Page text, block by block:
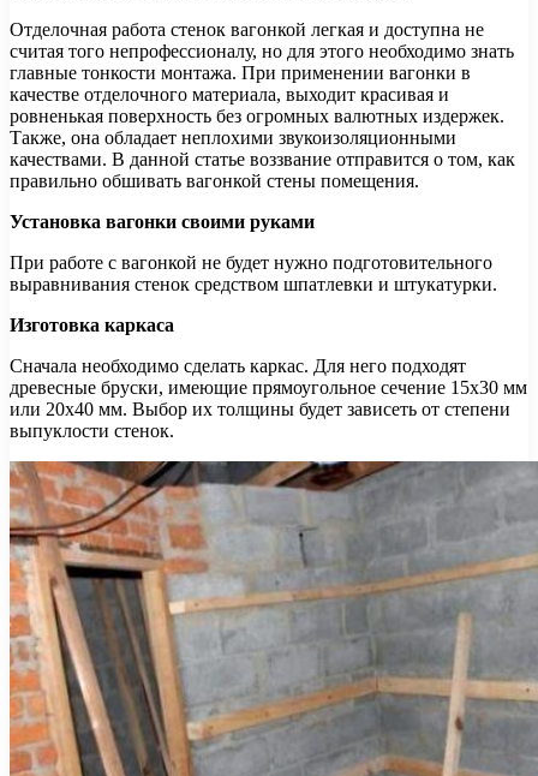
Отделочная работа стенок вагонкой легкая и доступна не
считая того непрофессионалу, но для этого необходимо знать
главные тонкости монтажа. При применении вагонки в
качестве отделочного материала, выходит красивая и
ровненькая поверхность без огромных валютных издержек.
Также, она обладает неплохими звукоизоляционными
качествами. В данной статье воззвание отправится о том, как
правильно обшивать вагонкой стены помещения.
Установка вагонки своими руками
При работе с вагонкой не будет нужно подготовительного
выравнивания стенок средством шпатлевки и штукатурки.
Изготовка каркаса
Сначала необходимо сделать каркас. Для него подходят
древесные бруски, имеющие прямоугольное сечение 15х30 мм
или 20х40 мм. Выбор их толщины будет зависеть от степени
выпуклости стенок.